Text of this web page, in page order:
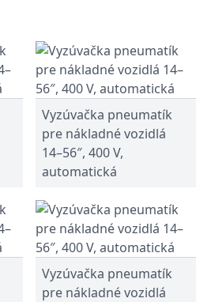
Vyzúvačka pneumatík
pre nákladné vozidlá
14–56″, 400 V,
automatická
Vyzúvačka pneumatík
pre nákladné vozidlá